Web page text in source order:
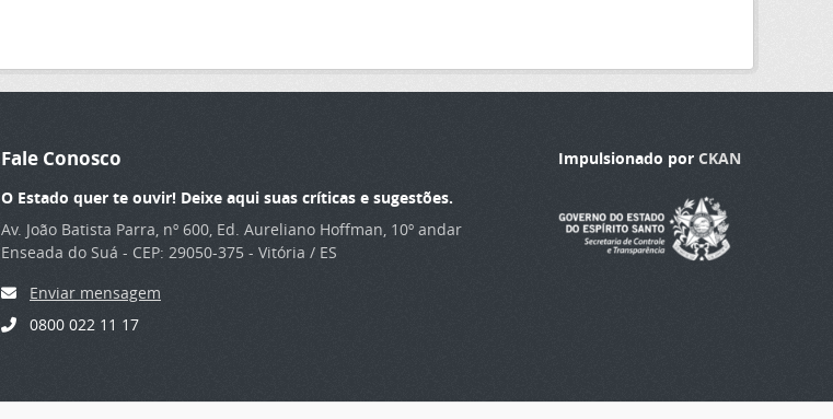
Fale Conosco
O Estado quer te ouvir! Deixe aqui suas críticas e sugestões.
Av. João Batista Parra, nº 600, Ed. Aureliano Hoffman, 10º andar
Enseada do Suá - CEP: 29050-375 - Vitória / ES
Enviar mensagem
0800 022 11 17
Impulsionado por CKAN